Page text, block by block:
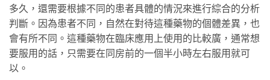
多久，還需要根據不同的患者具體的情況來進行綜合的分析
判斷。因為患者不同，自然在對待這種藥物的個體差異，也
會有所不同。這種藥物在臨床應用上使用的比較廣，通常想
要服用的話，只需要在同房前的一個半小時左右服用就可
以。